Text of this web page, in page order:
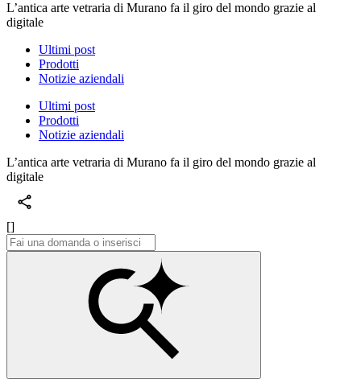
L’antica arte vetraria di Murano fa il giro del mondo grazie al
digitale
Ultimi post
Prodotti
Notizie aziendali
Ultimi post
Prodotti
Notizie aziendali
L’antica arte vetraria di Murano fa il giro del mondo grazie al
digitale
[]